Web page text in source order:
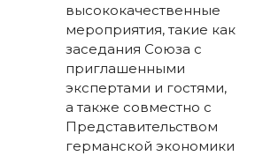
высококачественные
мероприятия, такие как
заседания Союза с
приглашенными
экспертами и гостями,
а также совместно с
Представительством
германской экономики